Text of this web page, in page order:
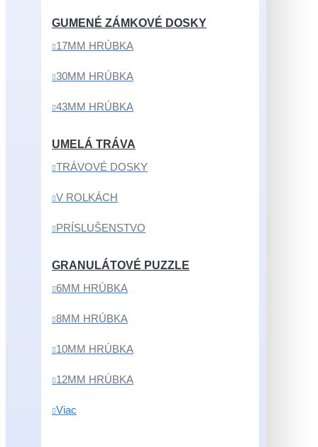
GUMENÉ ZÁMKOVÉ DOSKY
17MM HRÚBKA
30MM HRÚBKA
43MM HRÚBKA
UMELÁ TRÁVA
TRÁVOVÉ DOSKY
V ROLKÁCH
PRÍSLUŠENSTVO
GRANULÁTOVÉ PUZZLE
6MM HRÚBKA
8MM HRÚBKA
10MM HRÚBKA
12MM HRÚBKA
Viac